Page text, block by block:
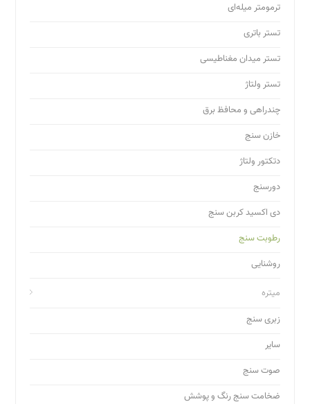
ترمومتر میله‌ای
تستر باتری
تستر میدان مغناطیسی
تستر ولتاژ
چندراهی و محافظ برق
خازن سنج
دتکتور ولتاژ
دورسنج
دی اکسید کربن سنج
رطوبت سنج
روشنایی
میتره
زبری سنج
سایر
صوت سنج
ضخامت سنج رنگ و پوشش